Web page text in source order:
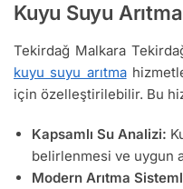
Kuyu Suyu
Tekirdağ Malkara
kuyu suyu arıtma
için özelleştirilebilir. Bu
Kapsamlı Su Analizi:
belirlenmesi ve uygun
Modern Arıtma